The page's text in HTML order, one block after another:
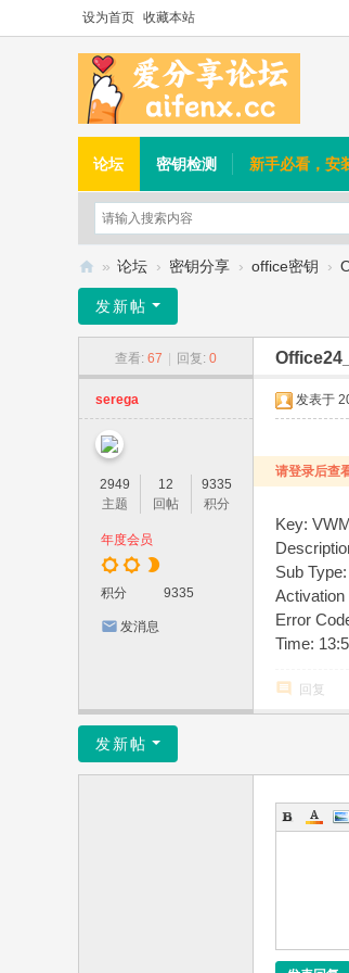
设为首页 收藏本站
论坛 密钥检测 新手必看，安
分
坛
» 论坛 › 密钥分享 › office密钥 ›
发新帖
查看: 67 回复: 0
serega
2949
主题
12
回帖
9335
积分
年度会员
积分 9335
发消息
发表于
请登录后查
Key:
Sub
Activation
Error
Time:
回复
发新帖